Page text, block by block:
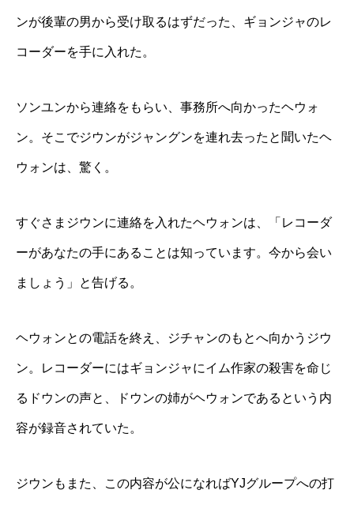
ンが後輩の男から受け取るはずだった、ギョンジャのレ
コーダーを手に入れた。
ソンユンから連絡をもらい、事務所へ向かったヘウォ
ン。そこでジウンがジャングンを連れ去ったと聞いたヘ
ウォンは、驚く。
すぐさまジウンに連絡を入れたヘウォンは、「レコーダ
ーがあなたの手にあることは知っています。今から会い
ましょう」と告げる。
ヘウォンとの電話を終え、ジチャンのもとへ向かうジウ
ン。レコーダーにはギョンジャにイム作家の殺害を命じ
るドウンの声と、ドウンの姉がヘウォンであるという内
容が録音されていた。
ジウンもまた、この内容が公になればYJグループへの打